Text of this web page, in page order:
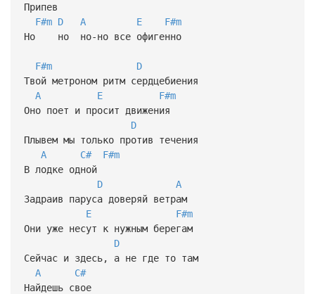
Припев
F#m D A E
F#m
Но но но-но все офигенно
F#m
D
Твой метроном ритм сердцебиения
A
E
F#m
Оно поет и просит движения
D
Плывем мы только против течения
A
C#
F#m
В лодке одной
D
A
Задраив паруса доверяй ветрам
E
F#m
Они уже несут к нужным берегам
D
Сейчас и здесь, а не где то там
A
C#
Найдешь свое